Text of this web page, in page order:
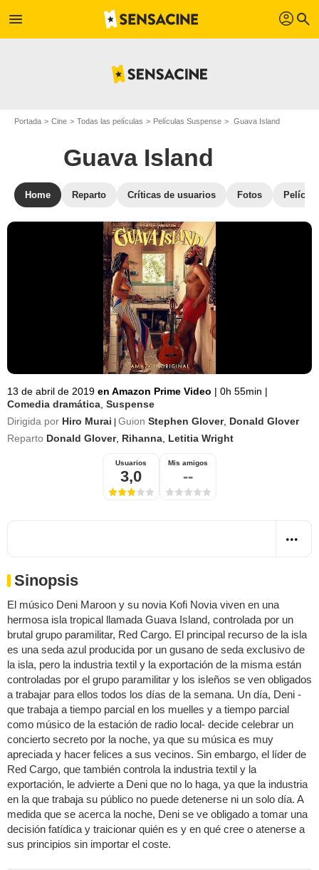
menu profil search
Portada Cine Todas las películas Películas Suspense Guava Island
Guava Island
Home Reparto Críticas de usuarios Fotos
13 de abril de 2019 en Amazon Prime Video | 0h 55min |
Comedia dramática Suspense
Dirigida por Hiro Murai Guion Stephen Glover, Donald Glover
Reparto Donald Glover, Rihanna Letitia Wright
Usuarios
3,0
Mis amigos
--
Sinopsis
El músico Deni Maroon y su novia Kofi Novia viven en una
hermosa isla tropical llamada Guava Island, controlada por un
brutal grupo paramilitar, Red Cargo. El principal recurso de la isla
es una seda azul producida por un gusano de seda exclusivo de
la isla, pero la industria textil y la exportación de la misma están
controladas por el grupo paramilitar y los isleños se ven obligados
a trabajar para ellos todos los días de la semana. Un día, Deni -
que trabaja a tiempo parcial en los muelles y a tiempo parcial
como músico de la estación de radio local- decide celebrar un
concierto secreto por la noche, ya que su música es muy
apreciada y hacer felices a sus vecinos. Sin embargo, el líder de
Red Cargo, que también controla la industria textil y la
exportación, le advierte a Deni que no lo haga, ya que la industria
en la que trabaja su público no puede detenerse ni un solo día. A
medida que se acerca la noche, Deni se ve obligado a tomar una
decisión fatídica y traicionar quién es y en qué cree o atenerse a
sus principios sin importar el coste.